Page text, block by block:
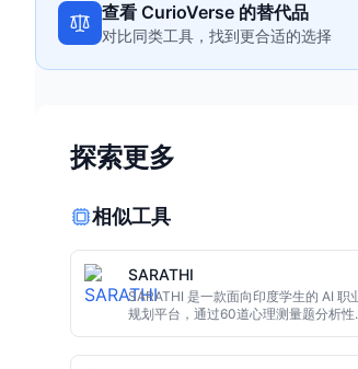
查看 CurioVerse 的替代品
对比同类工具，找到更合适的选择
探索更多
相似工具
SARATHI
SARATHI 是一款面向印度学生的 AI 职
规划平台，通过60道心理测量题分析性